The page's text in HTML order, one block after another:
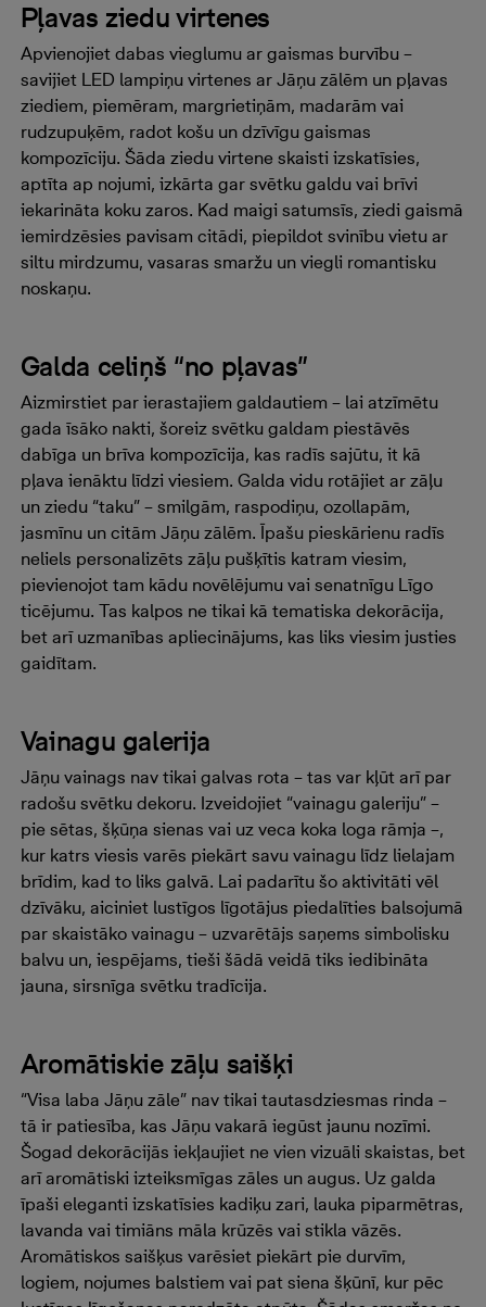
Pļavas ziedu virtenes
Apvienojiet dabas vieglumu ar gaismas burvību –
savijiet LED lampiņu virtenes ar Jāņu zālēm un pļavas
ziediem, piemēram, margrietiņām, madarām vai
rudzupuķēm, radot košu un dzīvīgu gaismas
kompozīciju. Šāda ziedu virtene skaisti izskatīsies,
aptīta ap nojumi, izkārta gar svētku galdu vai brīvi
iekarināta koku zaros. Kad maigi satumsīs, ziedi gaismā
iemirdzēsies pavisam citādi, piepildot svinību vietu ar
siltu mirdzumu, vasaras smaržu un viegli romantisku
noskaņu.
Galda celiņš “no pļavas”
Aizmirstiet par ierastajiem galdautiem – lai atzīmētu
gada īsāko nakti, šoreiz svētku galdam piestāvēs
dabīga un brīva kompozīcija, kas radīs sajūtu, it kā
pļava ienāktu līdzi viesiem. Galda vidu rotājiet ar zāļu
un ziedu “taku” – smilgām, raspodiņu, ozollapām,
jasmīnu un citām Jāņu zālēm. Īpašu pieskārienu radīs
neliels personalizēts zāļu pušķītis katram viesim,
pievienojot tam kādu novēlējumu vai senatnīgu Līgo
ticējumu. Tas kalpos ne tikai kā tematiska dekorācija,
bet arī uzmanības apliecinājums, kas liks viesim justies
gaidītam.
Vainagu galerija
Jāņu vainags nav tikai galvas rota – tas var kļūt arī par
radošu svētku dekoru. Izveidojiet “vainagu galeriju” –
pie sētas, šķūņa sienas vai uz veca koka loga rāmja –,
kur katrs viesis varēs piekārt savu vainagu līdz lielajam
brīdim, kad to liks galvā. Lai padarītu šo aktivitāti vēl
dzīvāku, aiciniet lustīgos līgotājus piedalīties balsojumā
par skaistāko vainagu – uzvarētājs saņems simbolisku
balvu un, iespējams, tieši šādā veidā tiks iedibināta
jauna, sirsnīga svētku tradīcija.
Aromātiskie zāļu saišķi
“Visa laba Jāņu zāle” nav tikai tautasdziesmas rinda –
tā ir patiesība, kas Jāņu vakarā iegūst jaunu nozīmi.
Šogad dekorācijās iekļaujiet ne vien vizuāli skaistas, bet
arī aromātiski izteiksmīgas zāles un augus. Uz galda
īpaši eleganti izskatīsies kadiķu zari, lauka piparmētras,
lavanda vai timiāns māla krūzēs vai stikla vāzēs.
Aromātiskos saišķus varēsiet piekārt pie durvīm,
logiem, nojumes balstiem vai pat siena šķūnī, kur pēc